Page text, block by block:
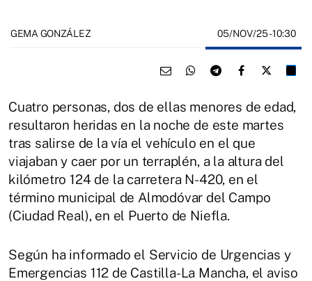
GEMA GONZÁLEZ 05/NOV/25- 10:30
Cuatro personas, dos de ellas menores de edad,
resultaron heridas en la noche de este martes
tras salirse de la vía el vehículo en el que
viajaban y caer por un terraplén, a la altura del
kilómetro 124 de la carretera N-420, en el
término municipal de Almodóvar del Campo
(Ciudad Real), en el Puerto de Niefla.
Según ha informado el Servicio de Urgencias y
Emergencias 112 de Castilla-La Mancha, el aviso